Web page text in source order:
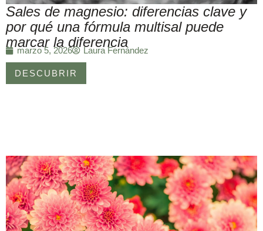
Sales de magnesio: diferencias clave y
por qué una fórmula multisal puede
marcar la diferencia
marzo 5, 2026 Laura Fernández
DESCUBRIR